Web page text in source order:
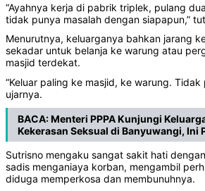
“Ayahnya kerja di pabrik triplek, pulang
tidak punya masalah dengan siapapun,”
Menurutnya, keluarganya bahkan jarang
sekadar untuk belanja ke warung atau
masjid terdekat.
“Keluar paling ke masjid, ke warung. Tidak
ujarnya.
BACA:Menteri PPPA Kunjungi
Kekerasan Seksual di Banyuwangi, Ini
Sutrisno mengaku sangat sakit hati
sadis menganiaya korban, mengambil
diduga memperkosa dan membunuhnya.